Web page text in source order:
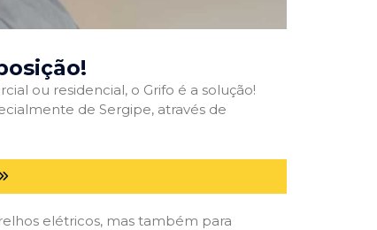
ou residencial, o Grifo é a solução!
de Sergipe, através de
elétricos, mas também para